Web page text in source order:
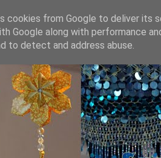
cookies from Google to deliver its
Google along with performance
to detect and address abuse.